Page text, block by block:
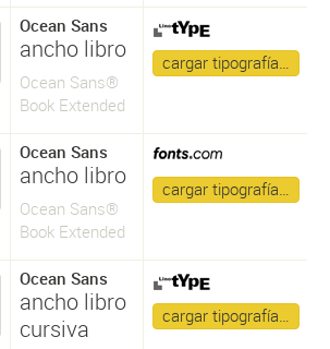
Ocean Sans
ancho libro
Ocean Sans®
Book Extended
cargar tipografía…
Ocean Sans
ancho libro
Ocean Sans®
Book Extended
cargar tipografía…
Ocean Sans
ancho libro
cursiva
cargar tipografía…